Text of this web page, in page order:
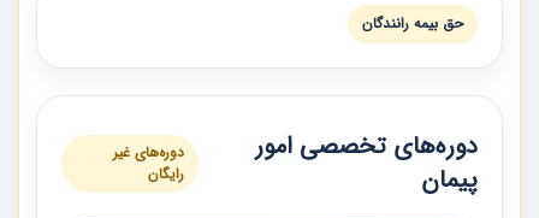
حق بیمه رانندگان
دوره‌های تخصصی امور
پیمان
دوره‌های غیر
رایگان